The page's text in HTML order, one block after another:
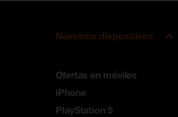
Nuestros dispositivos
Ofertas en móviles
iPhone
PlayStation 5